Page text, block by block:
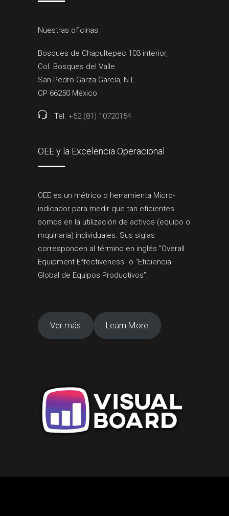
Nuestras oficinas:
Bosques de Chapultepec 103 interior,
Col. Bosques del Valle
San Pedro Garza García, N.L.
CP 66250 México
Tel. +52 (81) 10720154
OEE y la Excelencia Operacional
OEE es un métrico o herramienta Micro-
indicador para medir que tan eficientes
somos en la utilización de activos (equipo o
mquinaria) individuales. Sus siglas
corresponden al término en inglés "Overall
Equipment Effectiveness" o "Eficiencia
Global de Equipos Productivos”.
Ver más Learn More